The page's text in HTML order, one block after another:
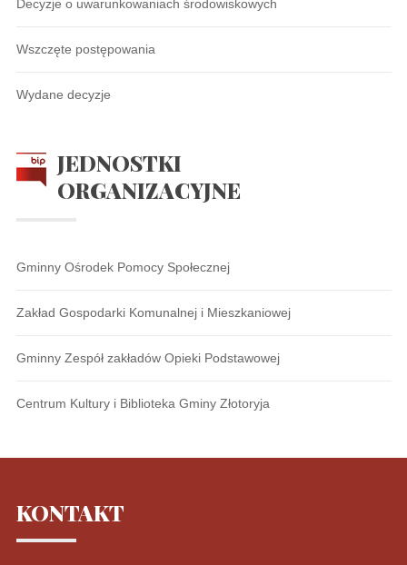
Decyzje o uwarunkowaniach środowiskowych
Wszczęte postępowania
Wydane decyzje
JEDNOSTKI
ORGANIZACYJNE
Gminny Ośrodek Pomocy Społecznej
Zakład Gospodarki Komunalnej i Mieszkaniowej
Gminny Zespół zakładów Opieki Podstawowej
Centrum Kultury i Biblioteka Gminy Złotoryja
KONTAKT